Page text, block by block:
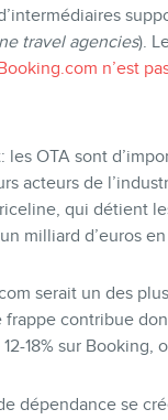
travel agencies).
n’est
OTA sont
acteurs de
qui détient
milliard d’euros
serait un des
contribue
18% sur Booking,
dépendance se